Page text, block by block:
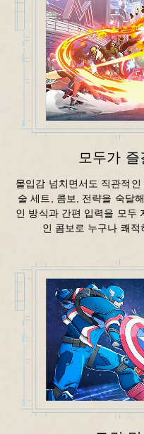
모두가
몰입감 넘치면서도 직관적
술 세트, 콤보, 전략을 숙달
인 방식과 간편 입력을 모두
인 콤보로 누구나 쾌